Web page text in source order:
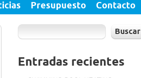
Presupuesto Contacto
Buscar
Entradas recientes